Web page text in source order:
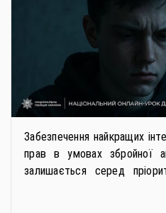
Забезпечення найкращих
прав в умовах збройної
залишається серед
застосовується